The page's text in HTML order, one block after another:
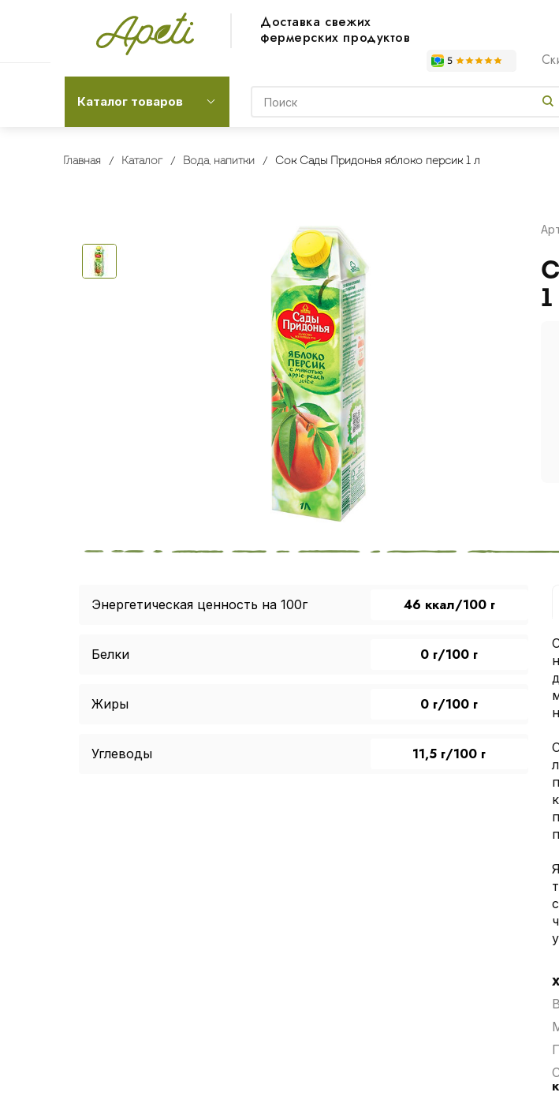
Доставка свежих
фермерских продуктов
Каталог товаров
Главная Каталог Вода, напитки Сок Сады Придонья яблоко персик 1 л
1
Энергетическая ценность на 100г 46 ккал/100 г
Белки 0 г/100 г
Жиры 0 г/100 г
Углеводы 11,5 г/100 г